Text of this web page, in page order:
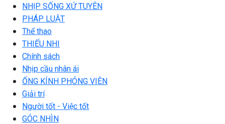
NHỊP SỐNG XỨ TUYÊN
PHÁP LUẬT
Thể thao
THIẾU NHI
Chính sách
Nhịp cầu nhân ái
ỐNG KÍNH PHÓNG VIÊN
Giải trí
Người tốt - Việc tốt
GÓC NHÌN